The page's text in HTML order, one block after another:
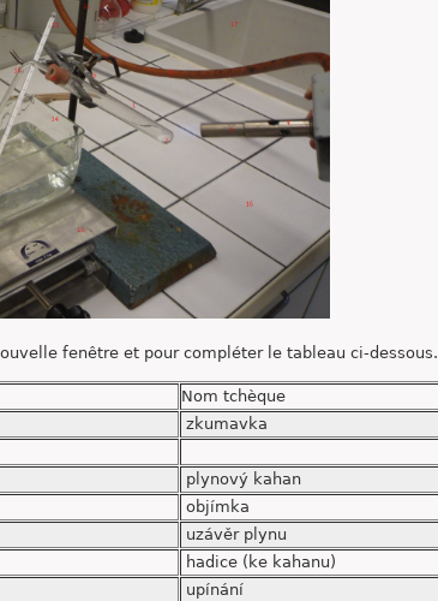
fenêtre et pour compléter le tableau ci-dessous.
Nom tchèque
zkumavka
plynový kahan
objímka
uzávěr plynu
hadice (ke kahanu)
upínání